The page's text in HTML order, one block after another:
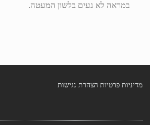
במראה לא נעים בלשון המעטה.
מדיניות פרטיות הצהרת נגישות